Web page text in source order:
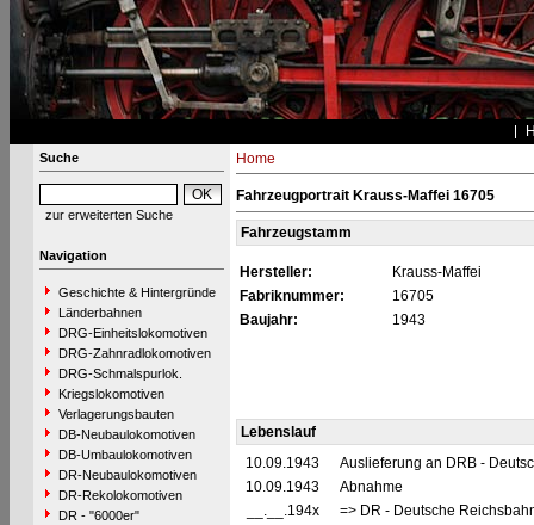
Suche
zur erweiterten Suche
Navigation
Geschichte & Hintergründe
Länderbahnen
DRG-Einheitslokomotiven
DRG-Zahnradlokomotiven
DRG-Schmalspurlok.
Kriegslokomotiven
Verlagerungsbauten
DB-Neubaulokomotiven
DB-Umbaulokomotiven
DR-Neubaulokomotiven
DR-Rekolokomotiven
DR - "6000er"
Home
Fahrzeugportrait Krauss-Maffei 16705
Fahrzeugstamm
Hersteller:
Krauss-Maffei
Fabriknummer:
16705
Baujahr:
1943
Lebenslauf
10.09.1943
Auslieferung an DRB -
10.09.1943
Abnahme
__.__.194x
=> DR - Deutsche